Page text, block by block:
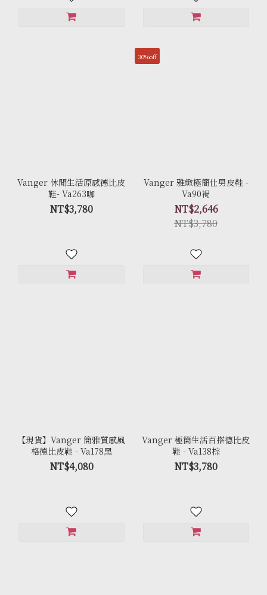
Vanger 休閒生活原感德比皮
鞋- Va263咖
NT$3,780
30%off
Vanger 雅緻極簡仕男皮鞋 -
Va90褐
NT$2,646
NT$3,780
【現貨】Vanger 簡雅質感風
格德比皮鞋 - Va178黑
NT$4,080
Vanger 極簡生活百搭德比皮
鞋 - Va138棕
NT$3,780